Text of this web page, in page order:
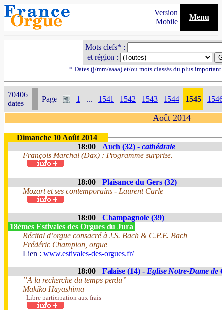
Version
Mobile
Menu
Mots clefs* :
et région :
* Dates (j/mm/aaaa) et/ou mots classés du plus
70406
dates
Page 1 ... 1541 1542 1543 1544 1545
Août 2014
Dimanche 10 Août 2014
18:00
Auch (32) - cathédrale
François Marchal (Dax) : Programme surprise.
18:00
Plaisance du Gers (32)
Mozart et ses contemporains - Laurent Carle
18:00
Champagnole (39)
18èmes Estivales des Orgues du Jura
Récital d’orgue consacré à J.S. Bach & C.P.E. Bach
Frédéric Champion, orgue
Lien : www.estivales-des-orgues.fr/
18:00 Falaise (14) - Eglise Notre-Dame de
”A la recherche du temps perdu”
Makiko Hayashima
- Libre participation aux frais